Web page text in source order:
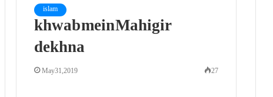
islam
khwab mein Mahigir
dekhna
May 31, 2019 27